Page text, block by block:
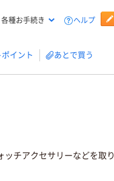
各種お手続き ヘルプ
イント あとで買う
ッチアクセサリーなどを取